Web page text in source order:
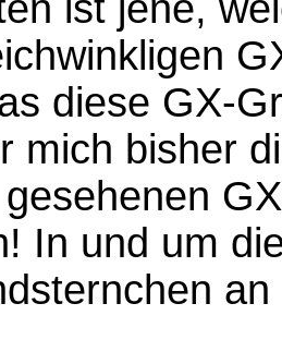
diese GX-
mich bisher
In und um